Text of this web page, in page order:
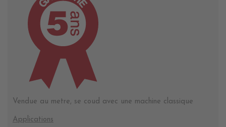
Vendue au metre, se coud avec une machine classique
Applications